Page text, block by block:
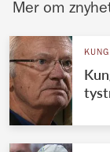
Mer om